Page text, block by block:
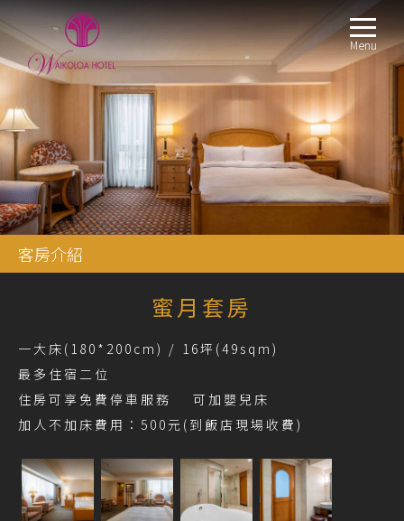
Menu
客房介紹
蜜月套房
一大床(180*200cm) / 16坪(49sqm)
最多住宿二位
住房可享免費停車服務 可加嬰兒床
加人不加床費用：500元(到飯店現場收費)